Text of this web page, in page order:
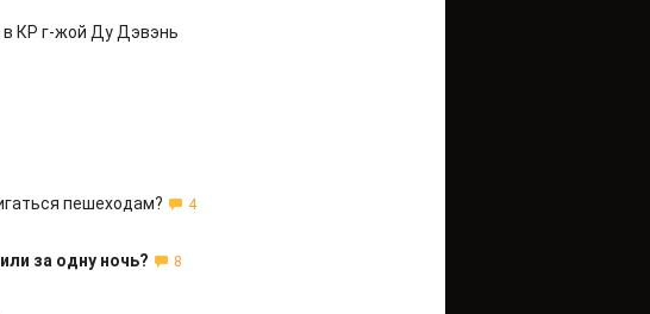
КР г-жой Ду Дэвэнь
пешеходам? 4
за одну ночь? 8